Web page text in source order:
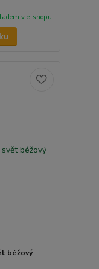
v e-shopu
béžový